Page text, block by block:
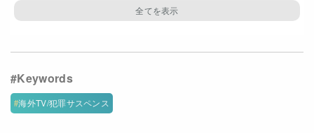
リアン・ベスト エリス・チャペル
海外TV/犯罪サスペンス